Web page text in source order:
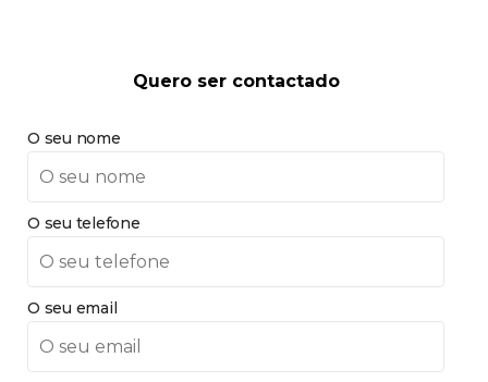
Quero ser contactado
O seu nome
O seu telefone
O seu email